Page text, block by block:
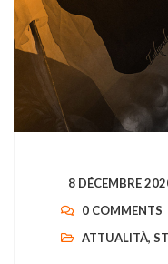
8 DÉCEMBRE
0 COMMENTS
ATTUALITÀ,